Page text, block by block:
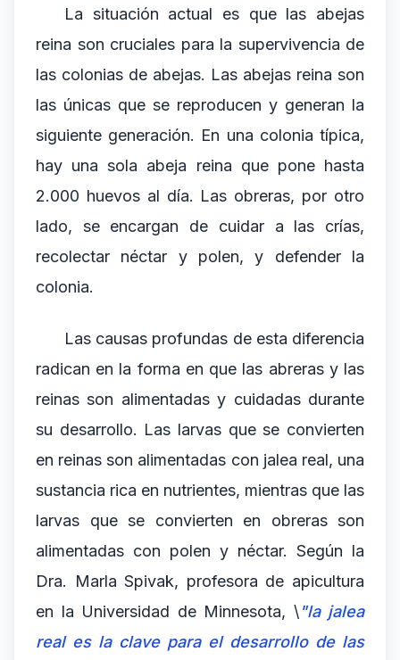
La situación actual es que las abejas
reina son cruciales para la supervivencia de
las colonias de abejas. Las abejas reina son
las únicas que se reproducen y generan la
siguiente generación. En una colonia típica,
hay una sola abeja reina que pone hasta
2.000 huevos al día. Las obreras, por otro
lado, se encargan de cuidar a las crías,
recolectar néctar y polen, y defender la
colonia.
Las causas profundas de esta diferencia
radican en la forma en que las abreras y las
reinas son alimentadas y cuidadas durante
su desarrollo. Las larvas que se convierten
en reinas son alimentadas con jalea real, una
sustancia rica en nutrientes, mientras que las
larvas que se convierten en obreras son
alimentadas con polen y néctar. Según la
Dra. Marla Spivak, profesora de apicultura
en la Universidad de Minnesota, \"la jalea
real es la clave para el desarrollo de las